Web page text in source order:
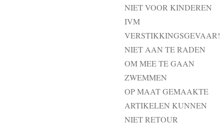
NIET VOOR KINDEREN
IVM
VERSTIKKINGSGEVAAR!
NIET AAN TE RADEN
OM MEE TE GAAN
ZWEMMEN
OP MAAT GEMAAKTE
ARTIKELEN KUNNEN
NIET RETOUR